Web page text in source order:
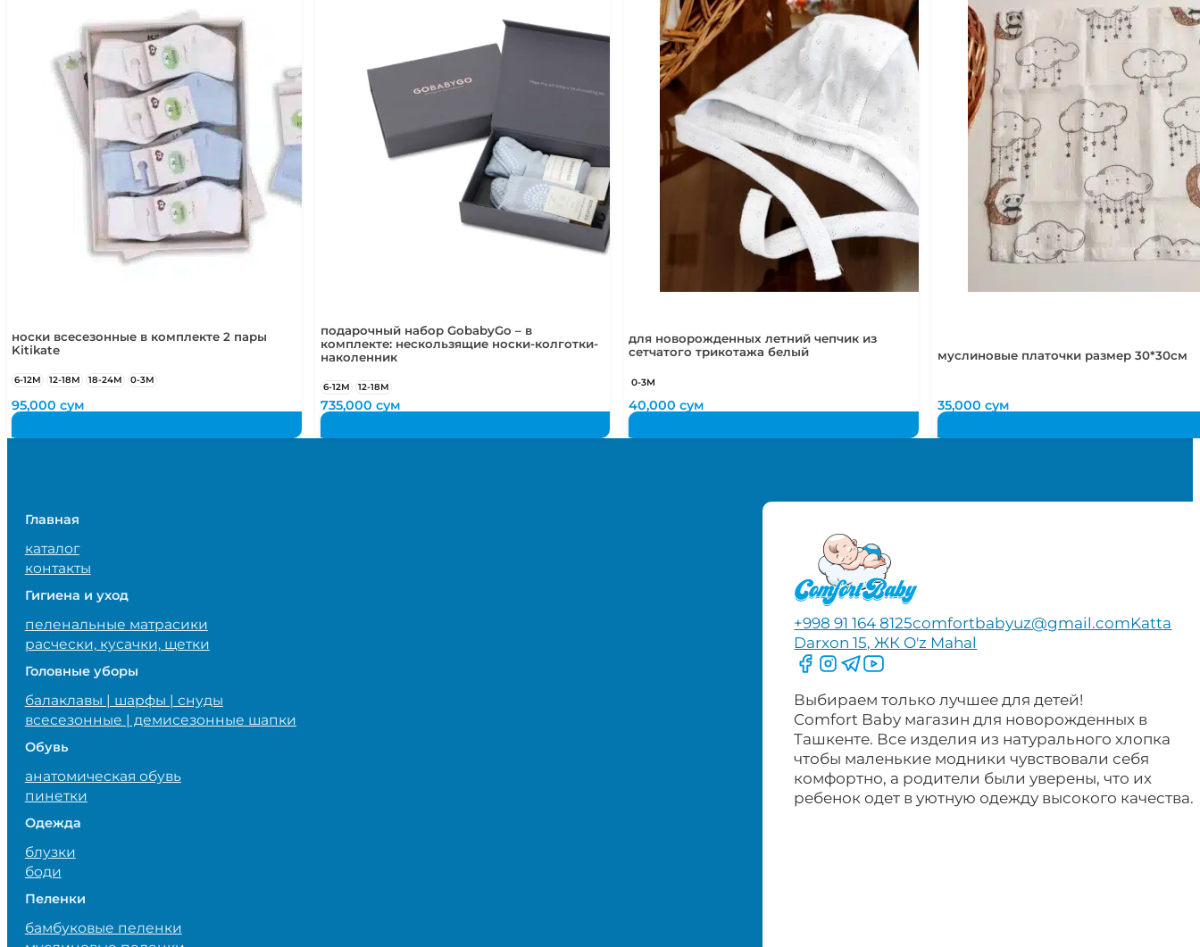
носки всесезонные в комплекте 2 пары
Kitikate
6-12М 12-18М 18-24М 0-3М
95,000сум
подарочный набор GobabyGo – в
комплекте: нескользящие носки-колготки-
наколенник
6-12М 12-18М
735,000 сум
для новорожденных летний чепчик из
сетчатого трикотажа белый
0-3М
40,000сум
муслиновые платочки размер 30*30см
35,000 сум
Главная
каталог
контакты
Гигиена и уход
пеленальные матрасики
расчески, кусачки, щетки
Головные уборы
балаклавы | шарфы | снуды
всесезонные | демисезонные шапки
Обувь
анатомическая обувь
пинетки
Одежда
блузки
боди
Пеленки
бамбуковые пеленки
+998 91 164 8125comfortbabyuz@gmail.comKatta
Darxon 15, ЖК O'z Mahal
Следите за нами на Facebook
Следите за нами в Instagram
Следите за нами в Telegram
Следите за нами в YouTube
Выбираем только лучшее для детей!
Comfort Baby магазин для новорожденных в
Ташкенте. Все изделия из натурального хлопка
чтобы маленькие модники чувствовали себя
комфортно, а родители были уверены, что их
ребенок одет в уютную одежду высокого качества.